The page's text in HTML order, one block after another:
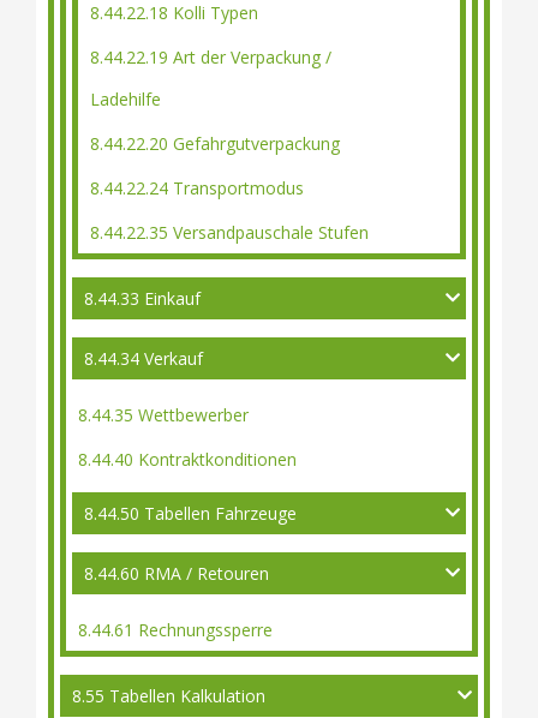
8.44.22.18 Kolli Typen
8.44.22.19 Art der Verpackung /
Ladehilfe
8.44.22.20 Gefahrgutverpackung
8.44.22.24 Transportmodus
8.44.22.35 Versandpauschale Stufen
8.44.33 Einkauf
8.44.34 Verkauf
8.44.35 Wettbewerber
8.44.40 Kontraktkonditionen
8.44.50 Tabellen Fahrzeuge
8.44.60 RMA / Retouren
8.44.61 Rechnungssperre
8.55 Tabellen Kalkulation